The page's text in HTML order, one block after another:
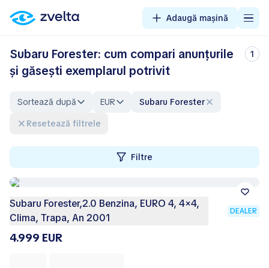
Adaugă mașină
Subaru Forester: cum compari anunțurile
și găsești exemplarul potrivit
1
Sortează după EUR
Subaru Forester
Resetează filtrele
Filtre
Subaru Forester,2.0 Benzina, EURO 4, 4×4,
Clima, Trapa, An 2001
DEALER
4.999 EUR